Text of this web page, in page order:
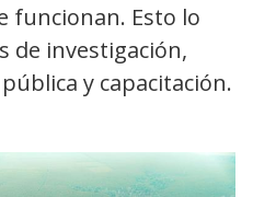
funcionan. Esto lo
de investigación,
y capacitación.